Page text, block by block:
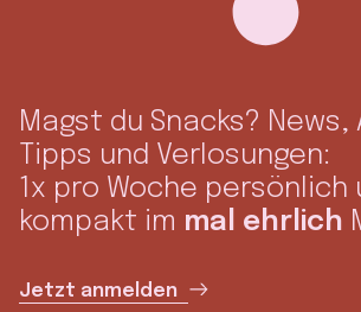
Magst du Snacks? News,
Tipps und Verlosungen:
1x pro Woche persönlich
kompakt im mal ehrlich
Jetzt anmelden